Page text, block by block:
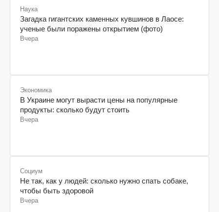
Наука
Загадка гигантских каменных кувшинов в Лаосе:
ученые были поражены открытием (фото)
Вчера
Экономика
В Украине могут вырасти цены на популярные
продукты: сколько будут стоить
Вчера
Социум
Не так, как у людей: сколько нужно спать собаке,
чтобы быть здоровой
Вчера